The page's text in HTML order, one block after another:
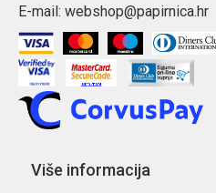
E-mail: webshop@papirnica.hr
Više informacija